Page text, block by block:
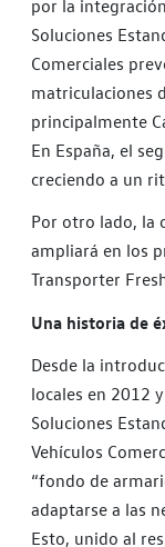
por la
Soluciones
Comerciales
matriculaciones
principalmente
En España, el
creciendo a un
Por otro lado, la
ampliará en los
Transporter
Una historia de
Desde la
locales en 2012
Soluciones
Vehículos
“fondo de
adaptarse a las
Esto, unido al